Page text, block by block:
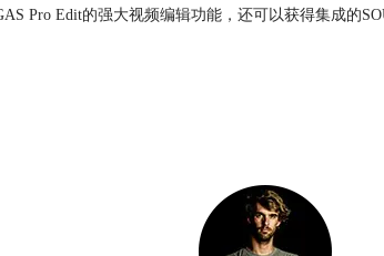
Pro Edit的强大视频编辑功能，还可以获得集成的